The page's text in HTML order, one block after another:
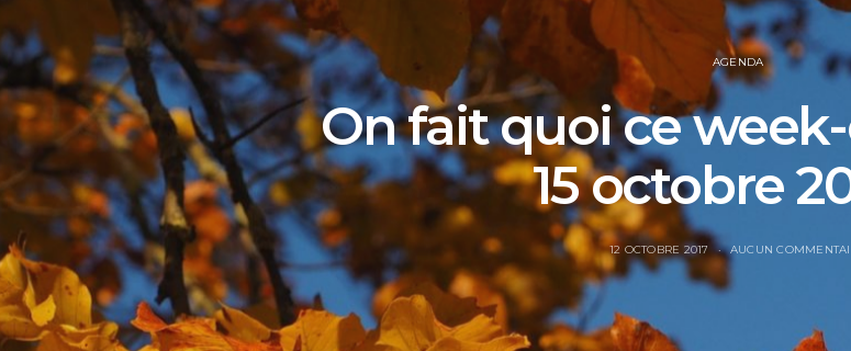
AGENDA
On fait quoi ce
15 octobre
12 OCTOBRE 2017 AUCUN